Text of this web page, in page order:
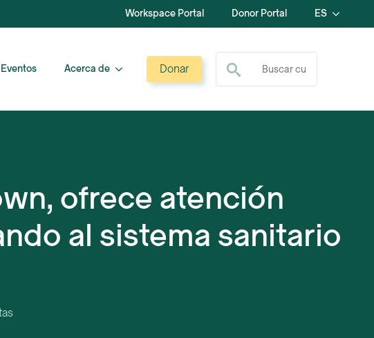
Workspace Portal Donor Portal ES
Eventos Acerca de Donar
Buscar:
ofrece atención
al sistema sanitario